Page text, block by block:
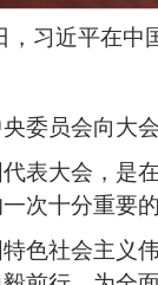
，习近平在中
委员会向大会
表大会，是
次十分重要的
色社会主义